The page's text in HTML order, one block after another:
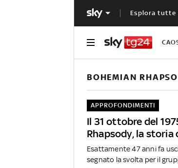
Esplora tutte
BOHEMIAN
Il 31 ottobre del
Rhapsody, la storia
APPROFONDIMENTI
Esattamente 47 anni fa
segnato la svolta per il